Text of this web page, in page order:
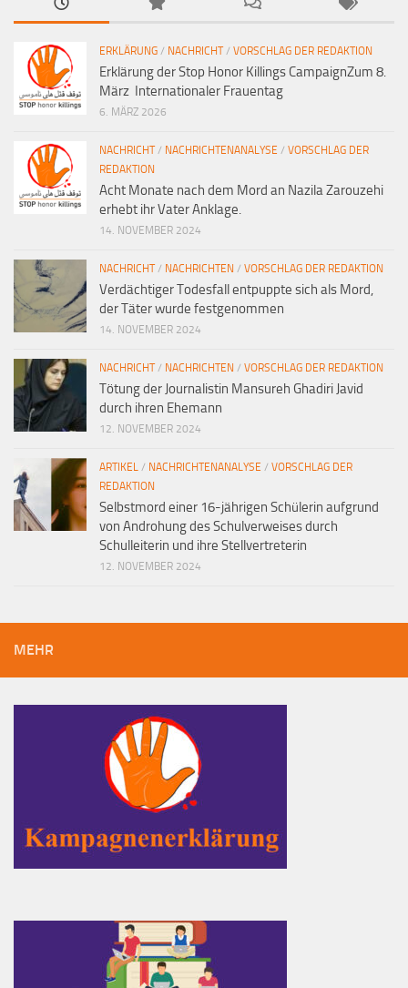
ERKLÄRUNG / NACHRICHT/ VORSCHLAG DER REDAKTION
Erklärung der Stop Honor Killings CampaignZum 8.
März Internationaler Frauentag
6. MÄRZ 2026
NACHRICHT/ NACHRICHTENANALYSE / VORSCHLAG DER
REDAKTION
Acht Monate nach dem Mord an Nazila Zarouzehi
erhebt ihr Vater Anklage.
14. NOVEMBER 2024
NACHRICHT/ NACHRICHTEN / VORSCHLAG DER REDAKTION
Verdächtiger Todesfall entpuppte sich als Mord,
der Täter wurde festgenommen
14. NOVEMBER 2024
NACHRICHT/ NACHRICHTEN / VORSCHLAG DER REDAKTION
Tötung der Journalistin Mansureh Ghadiri Javid
durch ihren Ehemann
12. NOVEMBER 2024
ARTIKEL / NACHRICHTENANALYSE / VORSCHLAG DER
REDAKTION
Selbstmord einer 16-jährigen Schülerin aufgrund
von Androhung des Schulverweises durch
Schulleiterin und ihre Stellvertreterin
12. NOVEMBER 2024
MEHR